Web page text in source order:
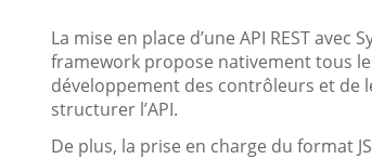
La mise en place d’une API REST
framework propose nativement tous
développement des contrôleurs et de
structurer l’API.
De plus, la prise en charge du format